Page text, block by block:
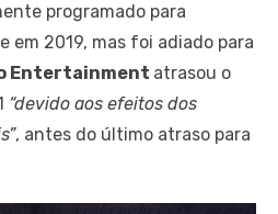
programado para
em 2019, mas foi adiado para
Entertainment atrasou o
“devido aos efeitos dos
, antes do último atraso para